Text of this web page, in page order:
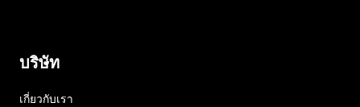
บริษัท
เกี่ยวกับเรา